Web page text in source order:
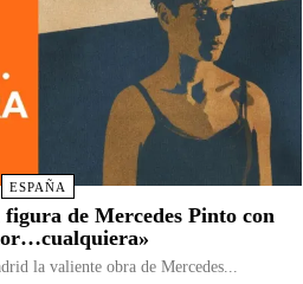
ESPAÑA
de Mercedes Pinto con
la valiente obra de Mercedes...